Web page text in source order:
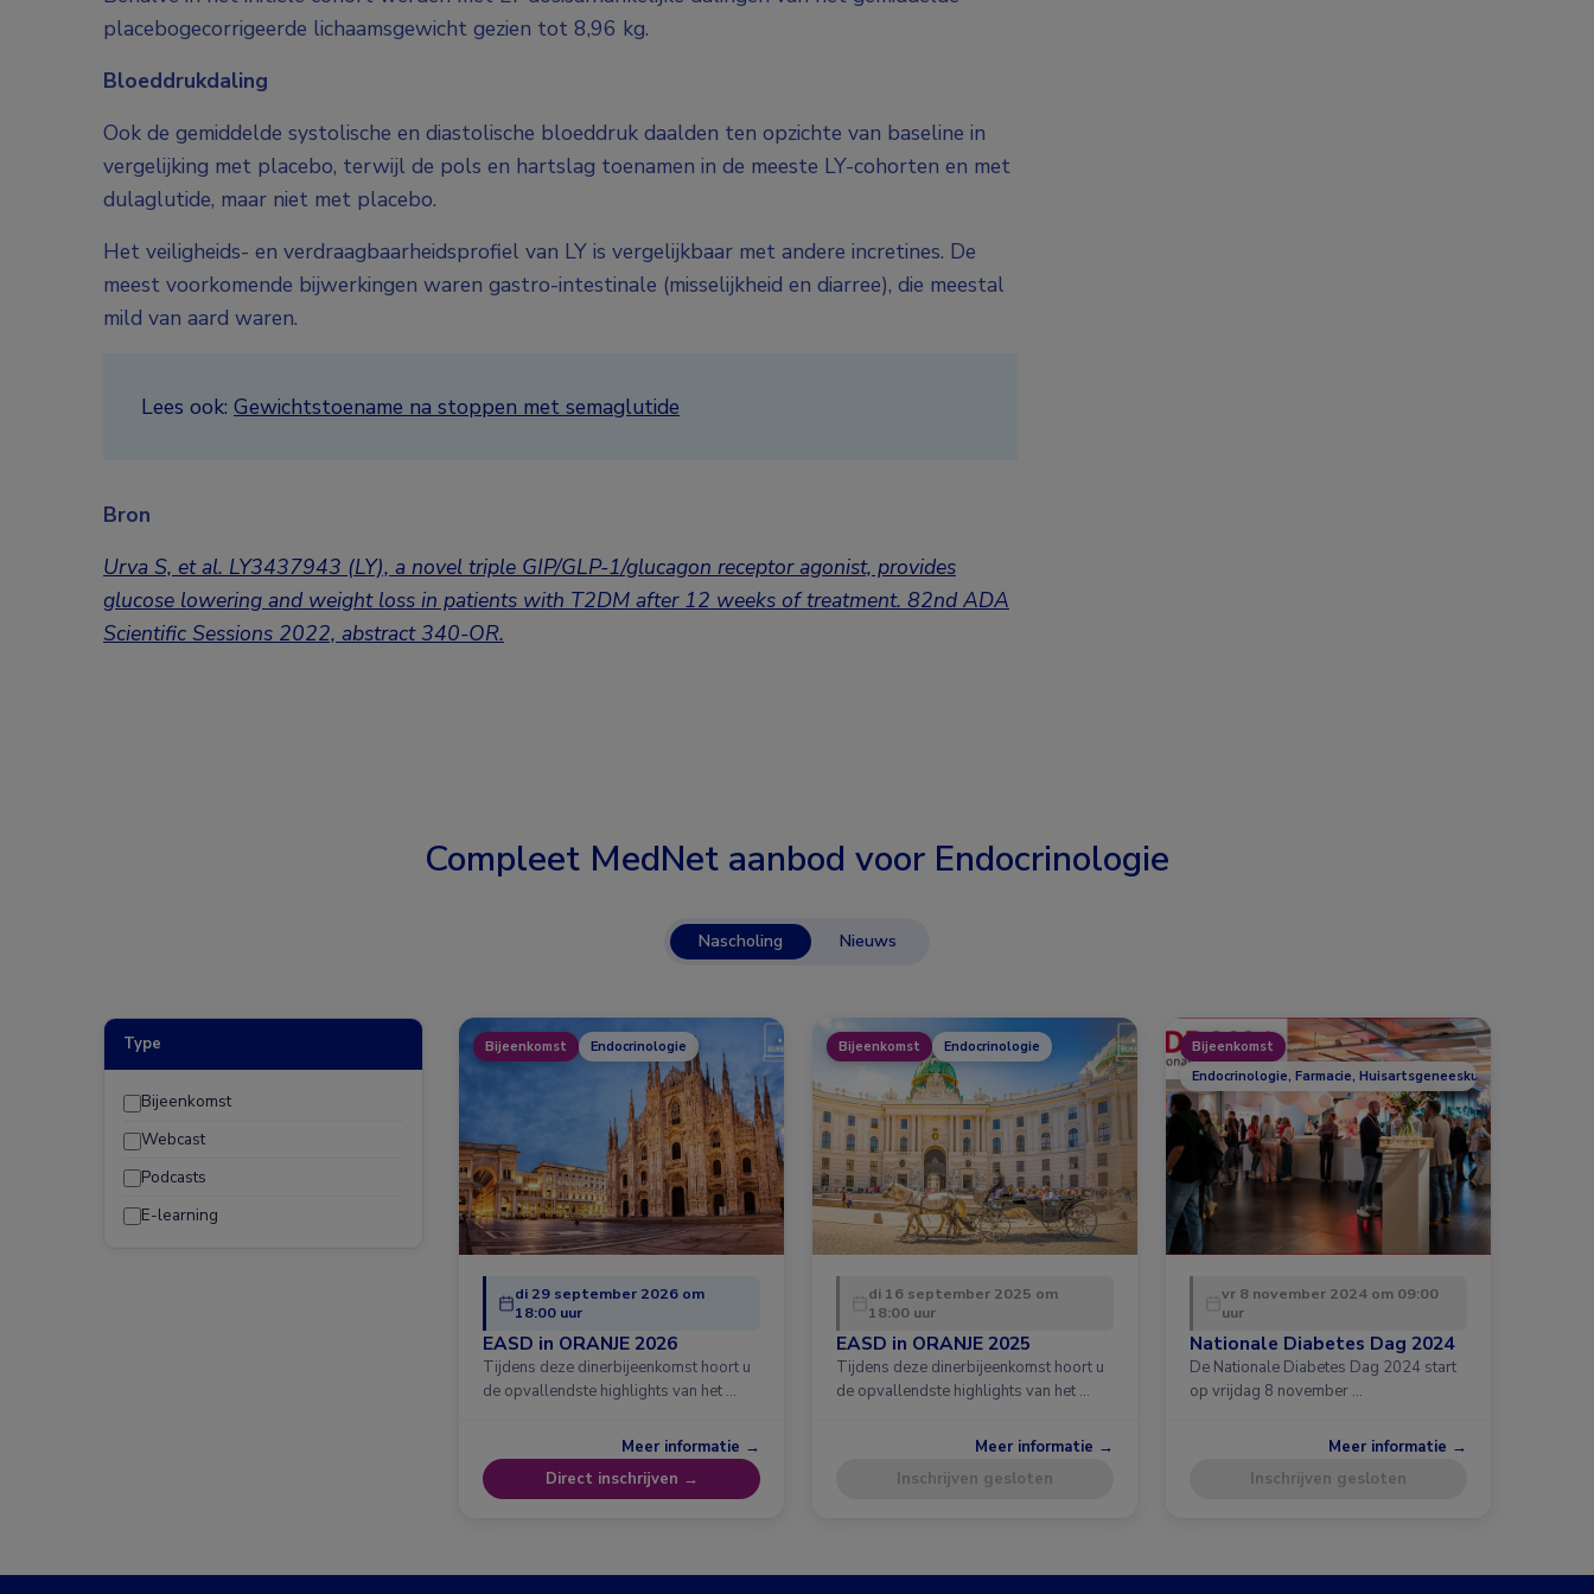
placebogecorrigeerde lichaamsgewicht gezien tot 8,96 kg.
Bloeddrukdaling
Ook de gemiddelde systolische en diastolische bloeddruk daalden ten opzichte van baseline in
vergelijking met placebo, terwijl de pols en hartslag toenamen in de meeste LY-cohorten en met
dulaglutide, maar niet met placebo.
Het veiligheids- en verdraagbaarheidsprofiel van LY is vergelijkbaar met andere incretines. De
meest voorkomende bijwerkingen waren gastro-intestinale (misselijkheid en diarree), die meestal
mild van aard waren.
Lees ook: Gewichtstoename na stoppen met semaglutide
Bron
Urva S, et al. LY3437943 (LY), a novel triple GIP/GLP-1/glucagon receptor agonist, provides
glucose lowering and weight loss in patients with T2DM after 12 weeks of treatment. 82nd ADA
Scientific Sessions 2022, abstract340-OR.
Compleet MedNet aanbod voor Endocrinologie
Nascholing Nieuws
Type
Bijeenkomst
Webcast
Podcasts
E-learning
Bijeenkomst Endocrinologie
di 29 september 2026 om
18:00 uur
EASD in ORANJE 2026
Tijdens deze dinerbijeenkomst hoort u
de opvallendste highlights van het …
Meer informatie →
Direct inschrijven →
Bijeenkomst Endocrinologie
di 16 september 2025 om
18:00 uur
EASD in ORANJE 2025
Tijdens deze dinerbijeenkomst hoort u
de opvallendste highlights van het …
Meer informatie →
Inschrijven gesloten
Bijeenkomst
Endocrinologie, Farmacie, Huisartsgeneeskunde, Overig,
vr 8 november 2024 om 09:00
uur
Nationale Diabetes Dag 2024
De Nationale Diabetes Dag 2024 start
op vrijdag 8 november …
Meer informatie →
Inschrijven gesloten